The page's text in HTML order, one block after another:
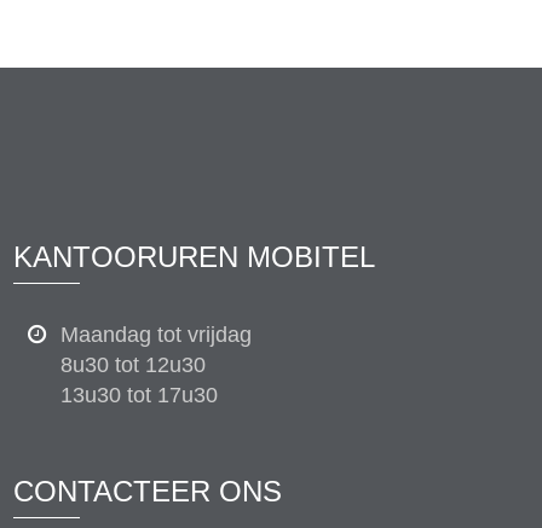
KANTOORUREN MOBITEL
Maandag tot vrijdag
8u30 tot 12u30
13u30 tot 17u30
CONTACTEER ONS